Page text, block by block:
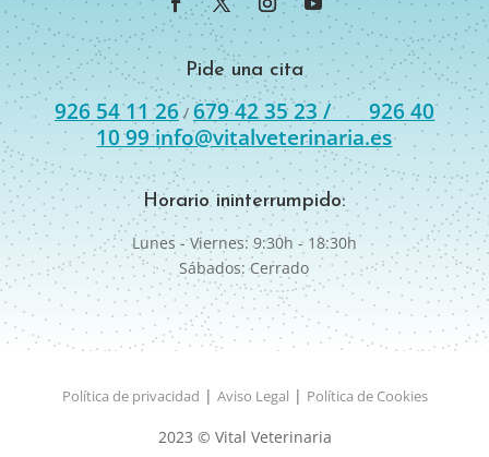
Pide una cita
926 54 11 26 / 679 42 35 23 / 926 40
10 99info@vitalveterinaria.es
Horario ininterrumpido:
Lunes - Viernes: 9:30h - 18:30h
Sábados: Cerrado
Política de privacidad | Aviso Legal | Política de Cookies
2023 © Vital Veterinaria